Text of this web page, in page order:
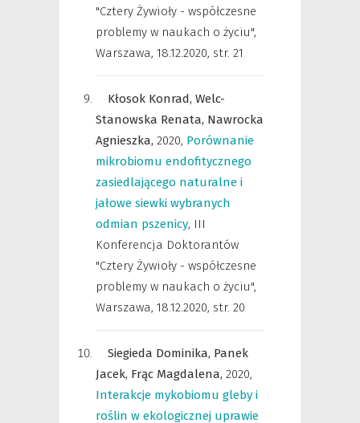
"Cztery Żywioły - współczesne
problemy w naukach o życiu",
Warszawa, 18.12.2020, str. 21
Kłosok Konrad, Welc-
Stanowska Renata, Nawrocka
Agnieszka, 2020, Porównanie
mikrobiomu endofitycznego
zasiedlającego naturalne i
jałowe siewki wybranych
odmian pszenicy, III
Konferencja Doktorantów
"Cztery Żywioły - współczesne
problemy w naukach o życiu",
Warszawa, 18.12.2020, str. 20
Siegieda Dominika, Panek
Jacek, Frąc Magdalena, 2020,
Interakcje mykobiomu gleby i
roślin w ekologicznej uprawie